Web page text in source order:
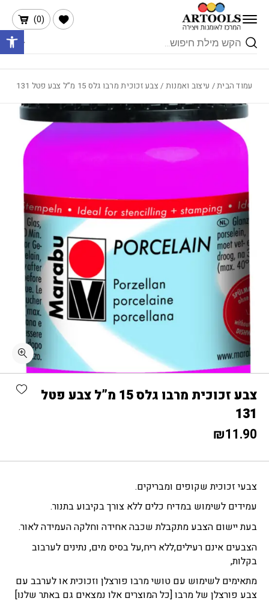
Skip to Content
Products
search
(
0
)
הרשימה שלי
עמוד הבית/ עיצוב ואמנות / צבע זכוכית מרבו גלס 15 מ”ל צבע פטל 131
צבע זכוכית מרבו גלס 15 מ”ל צבע פטל
131
₪11.90
צבעי זכוכית שקופים ומבריקים.
עמידים לשימוש במדיח כלים ללא צורך בקיבוע בתנור.
בעת יישום הצבע מתקבלת שכבה אחידה וחלקה העמידה לאור.
הצבעים אינם רעילים,ללא ריח,על בסיס מים, נתינים לערבוב
בקלות,
מתאימים לשימוש עם טושי מרבו פורצלן וזכוכית או לערבב עם
צבע פורצלן של מרבו [כל המוצרים אלו נמצאים גם באתר שלנו]
בחזרה למעלה